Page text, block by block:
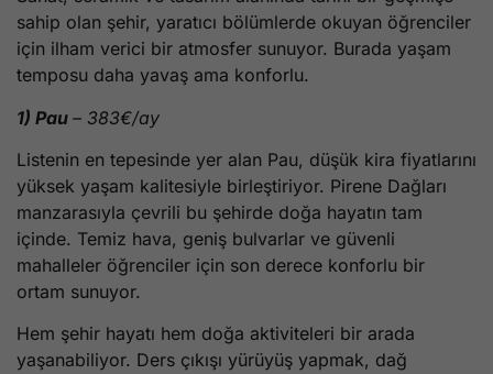
sahip olan şehir, yaratıcı bölümlerde okuyan öğrenciler
için ilham verici bir atmosfer sunuyor. Burada yaşam
temposu daha yavaş ama konforlu.
1) Pau – 383€/ay
Listenin en tepesinde yer alan Pau, düşük kira fiyatlarını
yüksek yaşam kalitesiyle birleştiriyor. Pirene Dağları
manzarasıyla çevrili bu şehirde doğa hayatın tam
içinde. Temiz hava, geniş bulvarlar ve güvenli
mahalleler öğrenciler için son derece konforlu bir
ortam sunuyor.
Hem şehir hayatı hem doğa aktiviteleri bir arada
yaşanabiliyor. Ders çıkışı yürüyüş yapmak, dağ